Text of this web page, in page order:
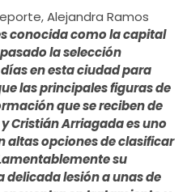
Alejandra Ramos
conocida como la capital
la selección
en esta ciudad para
las principales figuras de
que se reciben de
Cristián Arriagada es uno
altas opciones de clasificar
su
lesión a unas de